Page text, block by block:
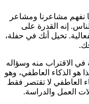
إنه القدرة على
تخيل أنك في حفلة،
في الاقتراب منه وسؤاله
هو الذكاء العاطفي، وهو
العاطفي لا تقتصر فقط
العمل والدراسة.